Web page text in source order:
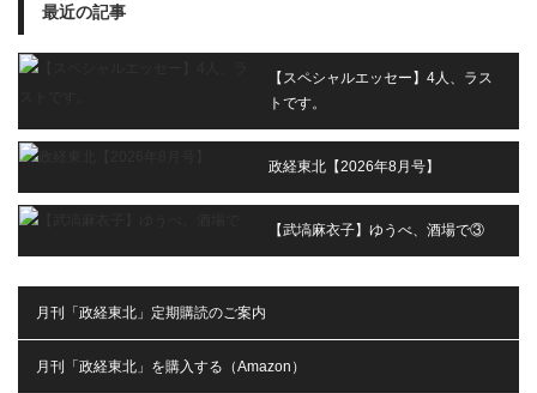
最近の記事
【スペシャルエッセー】4人、ラス
トです。
政経東北【2026年8月号】
【武塙麻衣子】ゆうべ、酒場で③
月刊「政経東北」定期購読のご案内
月刊「政経東北」を購入する（Amazon）